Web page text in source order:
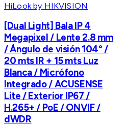
HiLook by HIKVISION
[Dual Light] Bala IP 4
Megapixel / Lente 2.8 mm
/ Ángulo de visión 104° /
20 mts IR + 15 mts Luz
Blanca / Micrófono
Integrado / ACUSENSE
Lite / Exterior IP67 /
H.265+ / PoE / ONVIF /
dWDR